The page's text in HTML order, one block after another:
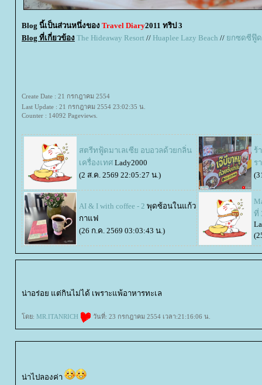
Blog นี้เป็นส่วนหนึ่งของ Travel Diary2011 ทริป 3
Blog ที่เกี่ยวข้อง The Hideaway Resort // Huaplee Lazy Beach // กซดซีฟู๊ด
Create Date : 21 กรกฎาคม 2554
Last Update : 21 กรกฎาคม 2554 23:02:35 น.
Counter : 14092 Pageviews.
สตรีทฟู้ดมาเลเซีย อบอวลด้วยกลิ่น
เครื่องเทศ Lady2000
(2 ส.ค. 2569 22:05:27 น.)
ร้
ร
AI & I with coffee - 2 พุดซ้อนในแก้ว
กาแฟ
(26 ก.ค. 2569 03:03:43 น.)
ที่
น่าอร่อย แต่กินไม่ได้ เพราะแพ้อาหารทะเล
ดย: MR.ITANRICH วันที่: 23 กรกฎาคม 2554 เวลา:21:16:06 น.
น่าไปลองค่า